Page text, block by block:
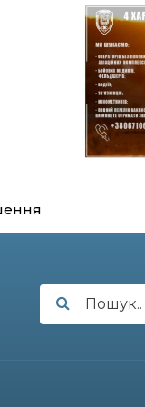
14:37
21 лип
11:28